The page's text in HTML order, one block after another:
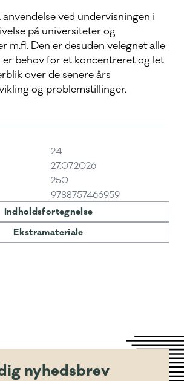
ved undervisningen i
på universiteter og
m.fl. Den er desuden velegnet alle
er behov for et koncentreret og let
over de senere års
og problemstillinger.
24
27.07.2026
250
9788757466959
Indholdsfortegnelse
Ekstramateriale
nyhedsbrev